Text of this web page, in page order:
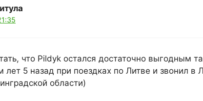
что Pildyk остался достаточно выгодным
лет 5 назад при поездках по Литве и звонил в
области)